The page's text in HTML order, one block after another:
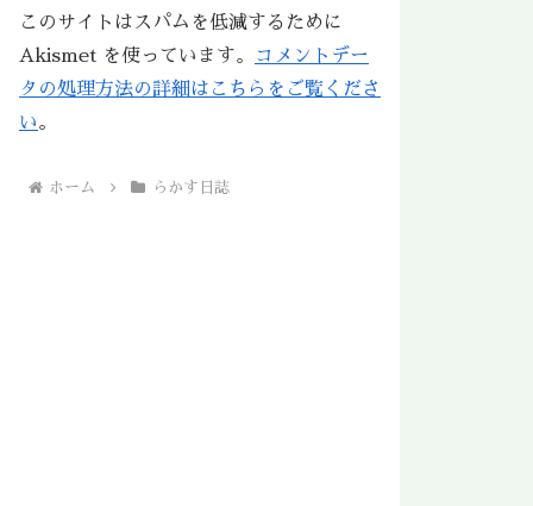
このサイトはスパムを低減するために
Akismet を使っています。
コメントデー
タの処理方法の詳細はこちらをご覧くださ
い。
ホーム らかす日誌